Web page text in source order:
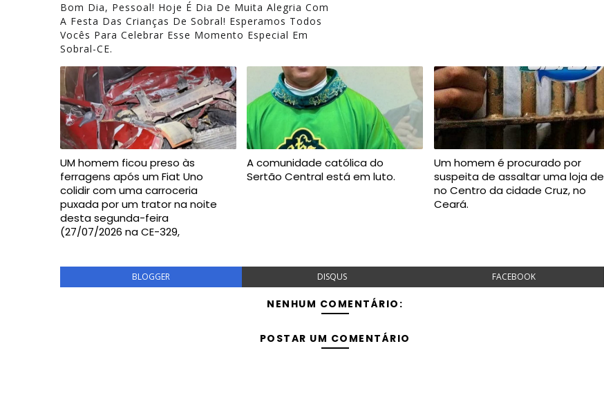
Bom Dia, Pessoal! Hoje É Dia De Muita Alegria Com
A Festa Das Crianças De Sobral! Esperamos Todos
Vocês Para Celebrar Esse Momento Especial Em
Sobral-CE.
UM homem ficou preso às
ferragens após um Fiat Uno
colidir com uma carroceria
puxada por um trator na noite
desta segunda-feira
(27/07/2026 na CE-329,
A comunidade católica do
Sertão Central está em luto.
Um homem é procurado por
suspeita de assaltar uma loja de
no Centro da cidade Cruz, no
Ceará.
BLOGGER DISQUS FACEBOOK
NENHUM COMENTÁRIO:
POSTAR UM COMENTÁRIO